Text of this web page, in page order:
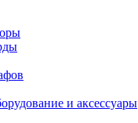
и аксессуары